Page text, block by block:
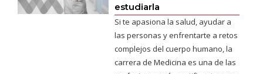
estudiarla
Si te apasiona la salud, ayudar a
las personas y enfrentarte a retos
complejos del cuerpo humano, la
carrera de Medicina es una de las